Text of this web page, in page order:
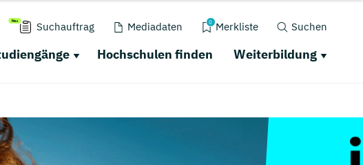
Suchauftrag Mediadaten 0 Merkliste Suchen
Hochschulen finden Weiterbildung